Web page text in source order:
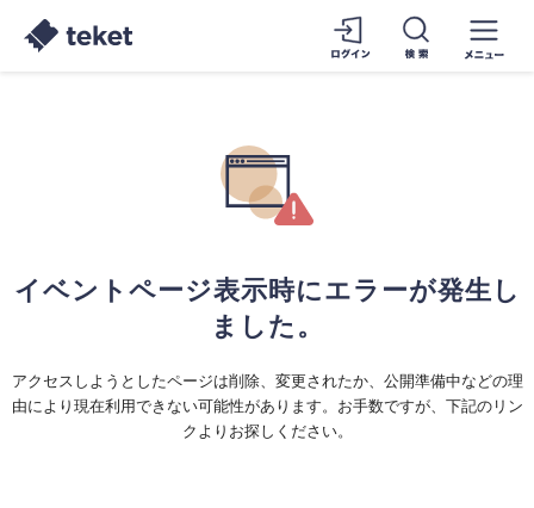
イベントページ表示時にエラーが発生し
ました。
アクセスしようとしたページは削除、変更されたか、公開準備中などの理
由により現在利用できない可能性があります。お手数ですが、下記のリン
クよりお探しください。